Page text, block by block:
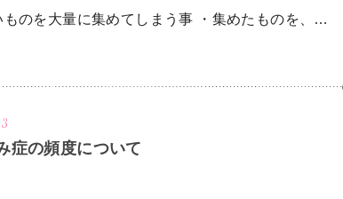
ものを大量に集めてしまう事 ・集めたものを、…
症の頻度について